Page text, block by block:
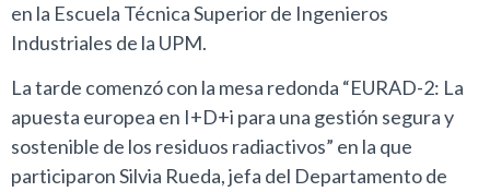
en la Escuela Técnica Superior de Ingenieros
Industriales de la UPM.
La tarde comenzó con la mesa redonda “EURAD-2: La
apuesta europea en I+D+i para una gestión segura y
sostenible de los residuos radiactivos” en la que
participaron Silvia Rueda, jefa del Departamento de